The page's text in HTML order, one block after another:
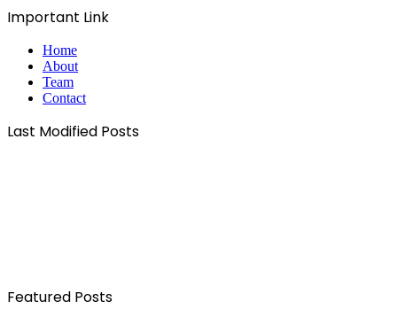
Important Link
Home
About
Team
Contact
Last Modified Posts
Featured Posts